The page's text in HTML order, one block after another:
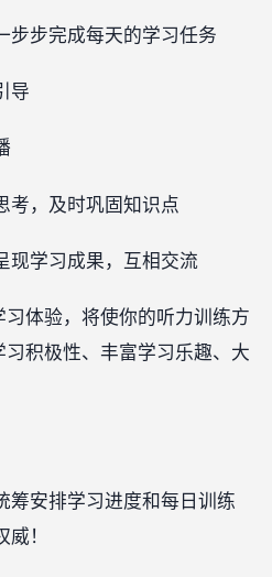
步步完成每天的学习任务
导
考，及时巩固知识点
现学习成果，互相交流
体验，将使你的听力训练方
积极性、丰富学习乐趣、大
筹安排学习进度和每日训练
！